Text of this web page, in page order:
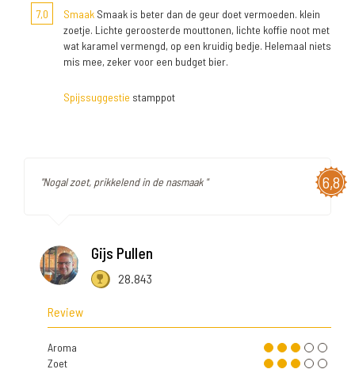
7,0 Smaak Smaak is beter dan de geur doet vermoeden. klein
zoetje. Lichte geroosterde mouttonen, lichte koffie noot met
wat karamel vermengd, op een kruidig bedje. Helemaal niets
mis mee, zeker voor een budget bier.
Spijssuggestie stamppot
6,8
"Nogal zoet, prikkelend in de nasmaak "
Gijs Pullen
28.843
Review
Aroma
Zoet